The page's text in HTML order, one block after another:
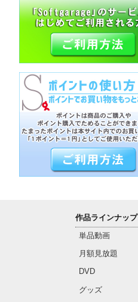
作品ラインナップ
単品動画
月額見放題
DVD
グッズ